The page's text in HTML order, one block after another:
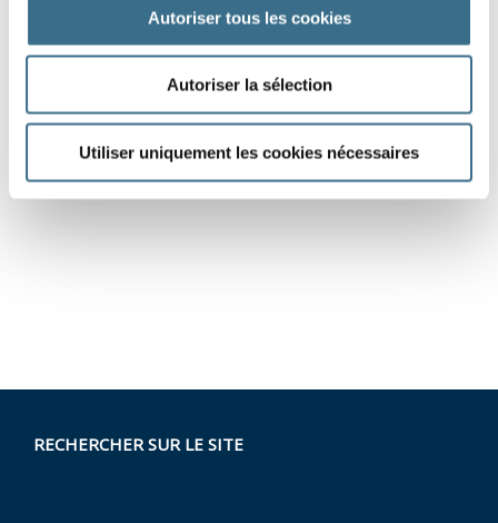
Autoriser tous les cookies
Autoriser la sélection
Utiliser uniquement les cookies nécessaires
RECHERCHER SUR LE SITE